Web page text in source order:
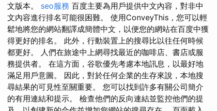
文版本。 seo服務 百度主要為用戶提供中文內容，對非中
文內容進行排名可能很困難。 使用ConveyThis，您可以輕
鬆地將您的網站翻譯成簡體中文，以便您的網站在百度中獲
得更好的排名。 此外，行動裝置上的搜尋比以往任何時候
都更好。 人們在旅途中上網尋找最近的咖啡店、書店或服
務提供者。 在這方面，谷歌優先考慮本地訊息，以最好地
滿足用戶意圖。 因此，對於任何企業的生存來說，本地搜
尋結果的可見性至關重要。 您可以找到許多有關公司簡介
的有用連結和提示。 檢查他們的反向連結並監控他們的提